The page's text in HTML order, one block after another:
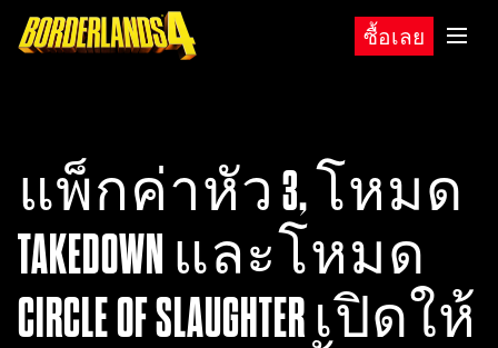
ซื้อเลย
แพ็กค่าหัว 3, โหมด
TAKEDOWN และโหมด
CIRCLE OF SLAUGHTER เปิดให้